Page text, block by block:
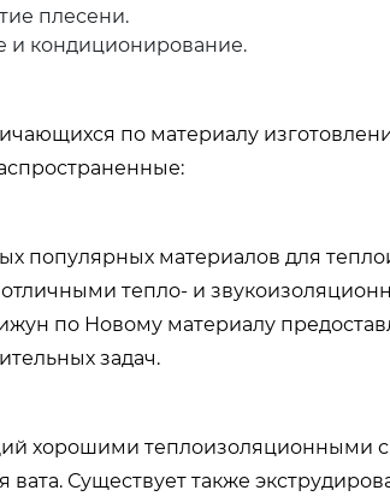
плесени.
и кондиционирование.
по материалу
популярных материалов для
тепло- и
по Новому материалу
задач.
хорошими теплоизоляционными
Существует также